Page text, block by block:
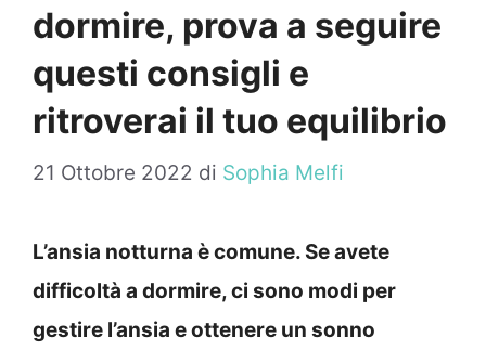
dormire, prova a seguire
questi consigli e
ritroverai il tuo equilibrio
21 Ottobre 2022 di Sophia Melfi
L’ansia notturna è comune. Se avete
difficoltà a dormire, ci sono modi per
gestire l’ansia e ottenere un sonno